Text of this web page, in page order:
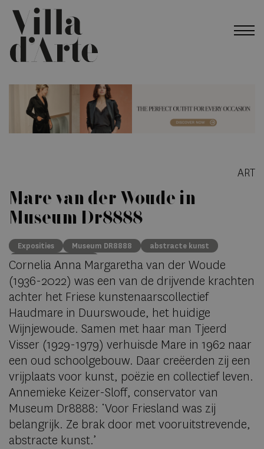
ART
Mare van der Woude in
Museum Dr8888
Exposities Museum DR8888
abstracte kunst
Mare van der Woude
Cornelia Anna Margaretha van der Woude
(1936-2022) was een van de drijvende krachten
achter het Friese kunstenaarscollectief
Haudmare in Duurswoude, het huidige
Wijnjewoude. Samen met haar man Tjeerd
Visser (1929-1979) verhuisde Mare in 1962 naar
een oud schoolgebouw. Daar creëerden zij een
vrijplaats voor kunst, poëzie en collectief leven.
Annemieke Keizer-Sloff, conservator van
Museum Dr8888: ‘Voor Friesland was zij
belangrijk. Ze brak door met vooruitstrevende,
abstracte kunst.’